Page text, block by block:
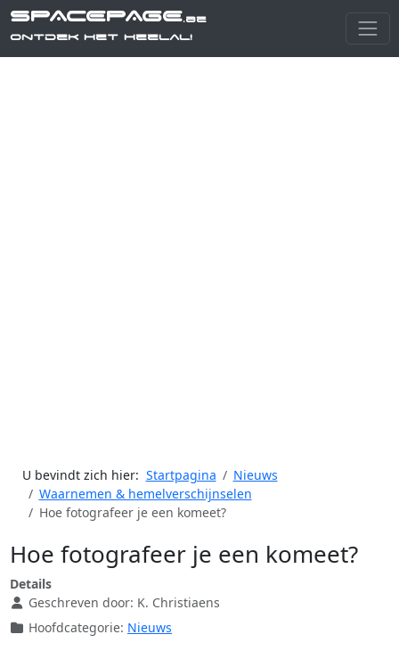
SPACEPAGE.be
Ontdek het heelal!
U bevindt zich hier: Startpagina
Nieuws
Waarnemen & hemelverschijnselen
Hoe fotografeer je een komeet?
Hoe fotografeer je een komeet?
Details
Geschreven door: K. Christiaens
Hoofdcategorie: Nieuws